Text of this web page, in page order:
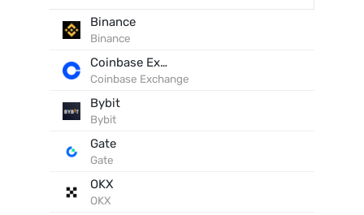
Binance
Binance
Coinbase Exchange
Coinbase Exchange
Bybit
Bybit
Gate
Gate
OKX
OKX